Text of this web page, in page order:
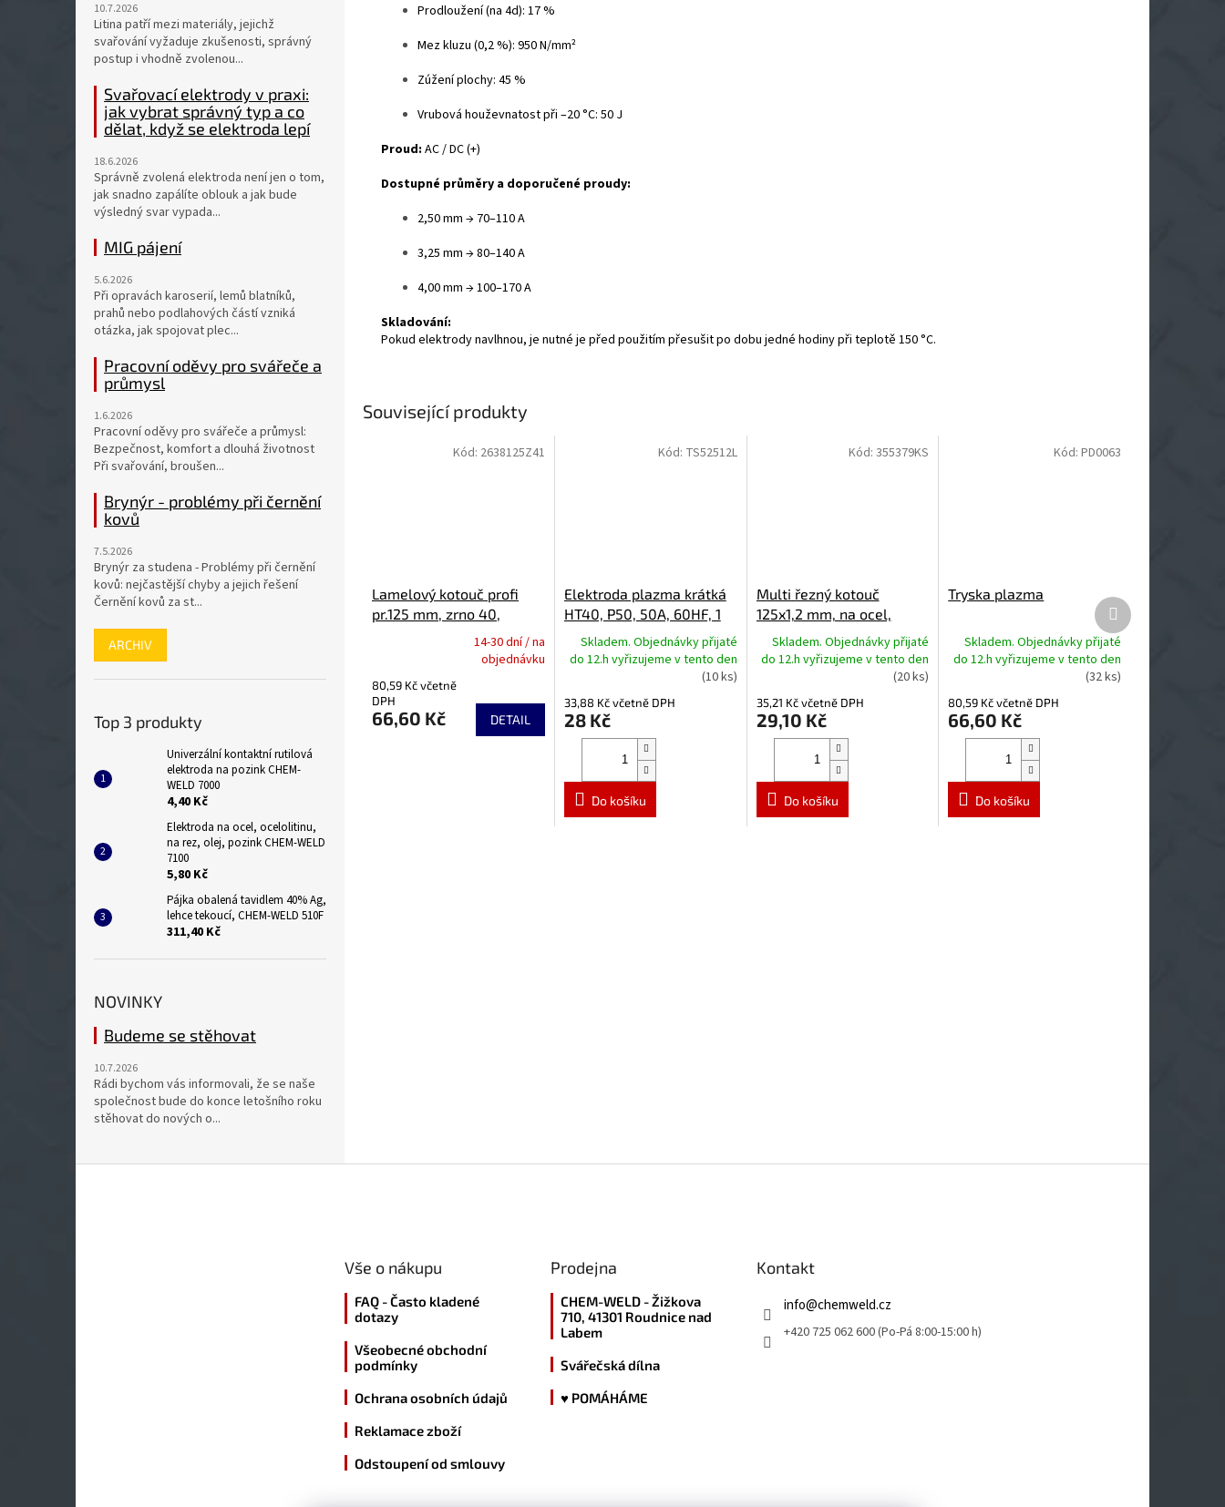
10.7.2026
Litina patří mezi materiály, jejichž
svařování vyžaduje zkušenosti, správný
postup i vhodně zvolenou...
Svařovací elektrody v praxi:
jak vybrat správný typ a co
dělat, když se elektroda lepí
18.6.2026
Správně zvolená elektroda není jen o tom,
jak snadno zapálíte oblouk a jak bude
výsledný svar vypada...
MIG pájení
5.6.2026
Při opravách karoserií, lemů blatníků,
prahů nebo podlahových částí vzniká
otázka, jak spojovat plec...
Pracovní oděvy pro svářeče a
průmysl
1.6.2026
Pracovní oděvy pro svářeče a průmysl:
Bezpečnost, komfort a dlouhá životnost
Při svařování, broušen...
Brynýr - problémy při černění
kovů
7.5.2026
Brynýr za studena - Problémy při černění
kovů: nejčastější chyby a jejich řešení
Černění kovů za st...
ARCHIV
Top 3 produkty
Univerzální kontaktní rutilová
elektroda na pozink CHEM-
WELD 7000
4,40 Kč
Elektroda na ocel, ocelolitinu,
na rez, olej, pozink CHEM-WELD
7100
5,80 Kč
Pájka obalená tavidlem 40% Ag,
lehce tekoucí, CHEM-WELD 510F
311,40 Kč
NOVINKY
Budeme se stěhovat
10.7.2026
Rádi bychom vás informovali, že se naše
společnost bude do konce letošního roku
stěhovat do nových o...
Prodloužení (na 4d): 17 %
Mez kluzu (0,2 %): 950 N/mm²
Zúžení plochy: 45 %
Vrubová houževnatost při –20 °C: 50 J
Proud: AC / DC (+)
Dostupné průměry a doporučené proudy:
2,50 mm → 70–110 A
3,25 mm → 80–140 A
4,00 mm → 100–170 A
Skladování:
Pokud elektrody navlhnou, je nutné je před použitím přesušit po dobu jedné hodiny při teplotě 150 °C.
Související produkty
Lamelový kotouč profi
pr.125 mm, zrno 40,
produktu
je
5,0
14-30 dní / na
objednávku
80,59 Kč včetně
DPH
66,60 Kč DETAIL
Kód: 2638125Z41
Elektroda plazma krátká
HT40, P50, 50A, 60HF, 1
Skladem. Objednávky přijaté
do 12.h vyřizujeme v tento den
(10 ks)
33,88 Kč včetně DPH
28 Kč
Do košíku
Kód: TS52512L
Multi řezný kotouč
125x1,2 mm, na ocel,
nerez, hliník
Skladem. Objednávky přijaté
do 12.h vyřizujeme v tento den
(20 ks)
35,21 Kč včetně DPH
29,10 Kč
Do košíku
Kód:355379KS
Tryska plazma
Skladem. Objednávky přijaté
do 12.h vyřizujeme v tento den
(32 ks)
80,59 Kč včetně DPH
66,60 Kč
Do košíku
Kód: PD0063
Další
produkt
Vše o nákupu
FAQ - Často kladené
dotazy
Všeobecné obchodní
podmínky
Ochrana osobních údajů
Reklamace zboží
Odstoupení od smlouvy
Prodejna
CHEM-WELD - Žižkova
710, 41301 Roudnice nad
Labem
Svářečská dílna
♥ POMÁHÁME
Kontakt
info@chemweld.cz
+420 725 062 600 (Po-Pá 8:00-15:00 h)